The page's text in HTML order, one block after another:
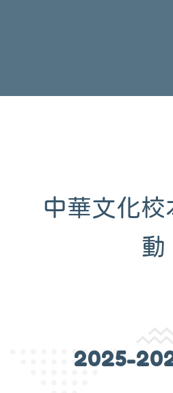
中華文化
動
2025-